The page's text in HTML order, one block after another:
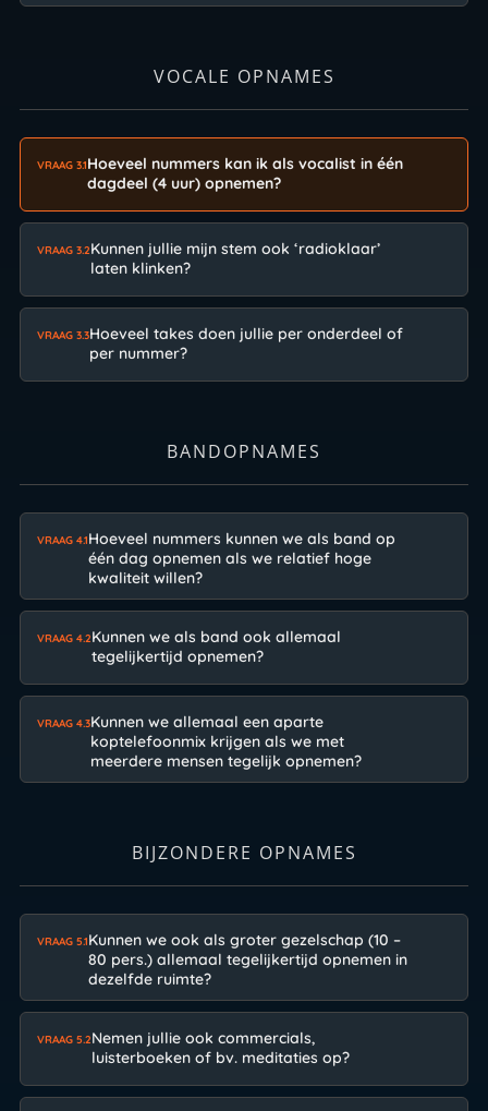
VOCALE OPNAMES
VRAAG 3.1Hoeveel nummers kan ik als vocalist in één
dagdeel (4 uur) opnemen?
VRAAG 3.2Kunnen jullie mijn stem ook ‘radioklaar’
laten klinken?
VRAAG 3.3Hoeveel takes doen jullie per onderdeel of
per nummer?
BANDOPNAMES
VRAAG 4.1Hoeveel nummers kunnen we als band op
één dag opnemen als we relatief hoge
kwaliteit willen?
VRAAG 4.2Kunnen we als band ook allemaal
tegelijkertijd opnemen?
VRAAG 4.3Kunnen we allemaal een aparte
koptelefoonmix krijgen als we met
meerdere mensen tegelijk opnemen?
BIJZONDERE OPNAMES
VRAAG 5.1Kunnen we ook als groter gezelschap (10 –
80 pers.) allemaal tegelijkertijd opnemen in
dezelfde ruimte?
VRAAG 5.2Nemen jullie ook commercials,
luisterboeken of bv. meditaties op?